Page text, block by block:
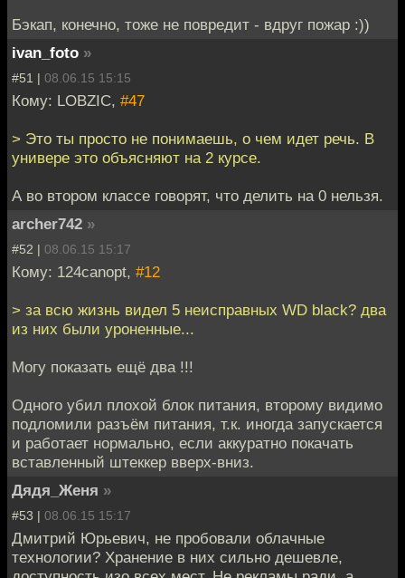
Бэкап, конечно, тоже не повредит - вдруг пожар :))
ivan_foto »
#51 | 08.06.15 15:15
Кому: LOBZIC, #47
> Это ты просто не понимаешь, о чем идет речь. В
универе это объясняют на 2 курсе.
А во втором классе говорят, что делить на 0 нельзя.
archer742 »
#52 | 08.06.15 15:17
Кому: 124canopt, #12
> за всю жизнь видел 5 неисправных WD black? два
из них были уроненные...
Могу показать ещё два !!!
Одного убил плохой блок питания, второму видимо
подломили разъём питания, т.к. иногда запускается
и работает нормально, если аккуратно покачать
вставленный штеккер вверх-вниз.
Дядя_Женя »
#53 | 08.06.15 15:17
Дмитрий Юрьевич, не пробовали облачные
технологии? Хранение в них сильно дешевле,